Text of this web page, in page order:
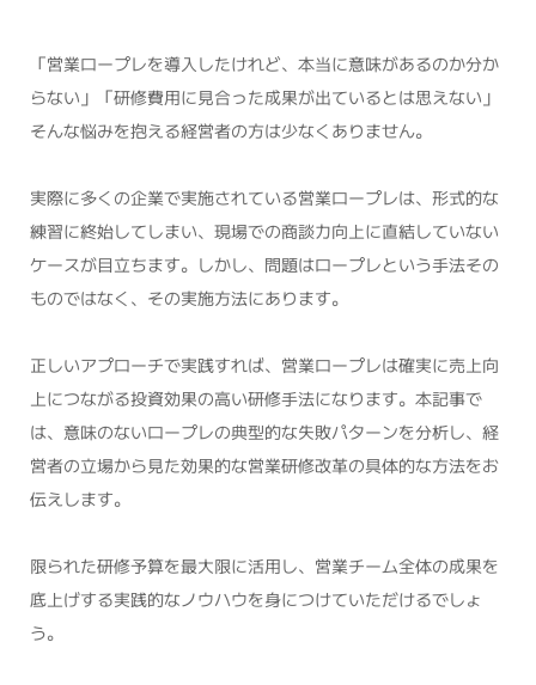
「営業ロープレを導入したけれど、本当に意味があるのか分か
らない」「研修費用に見合った成果が出ているとは思えない」
そんな悩みを抱える経営者の方は少なくありません。
実際に多くの企業で実施されている営業ロープレは、形式的な
練習に終始してしまい、現場での商談力向上に直結していない
ケースが目立ちます。しかし、問題はロープレという手法その
ものではなく、その実施方法にあります。
正しいアプローチで実践すれば、営業ロープレは確実に売上向
上につながる投資効果の高い研修手法になります。本記事で
は、意味のないロープレの典型的な失敗パターンを分析し、経
営者の立場から見た効果的な営業研修改革の具体的な方法をお
伝えします。
限られた研修予算を最大限に活用し、営業チーム全体の成果を
底上げする実践的なノウハウを身につけていただけるでしょ
う。